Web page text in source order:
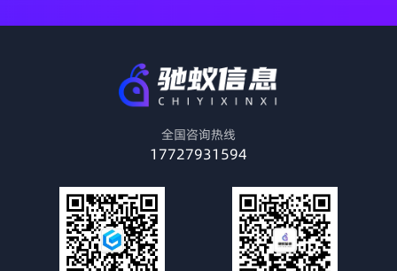
全国咨询热线
17727931594